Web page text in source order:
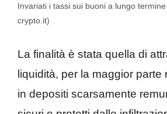
Invariati i tassi sui buoni a lungo
crypto.it)
La finalità è stata quella di
liquidità, per la maggior parte
in depositi scarsamente